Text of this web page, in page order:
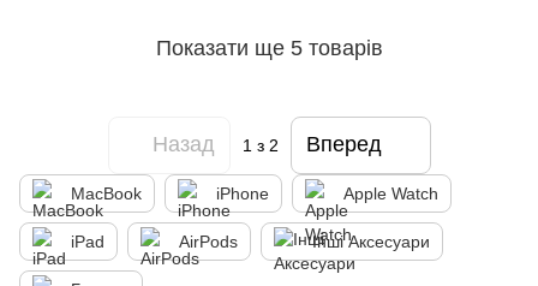
Показати ще 5 товарів
Назад 1 з 2 Вперед
MacBook iPhone Apple Watch
iPad AirPods Інші Аксесуари